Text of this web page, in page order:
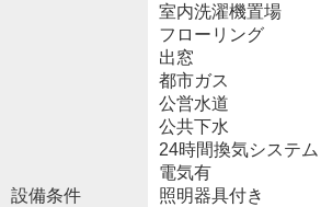
設備条件
室内洗濯機置場
フローリング
出窓
都市ガス
公営水道
公共下水
24時間換気システム
電気有
照明器具付き